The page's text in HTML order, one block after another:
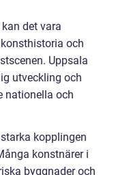
det vara
och
Uppsala
utveckling och
nationella och
kopplingen
konstnärer i
byggnader och